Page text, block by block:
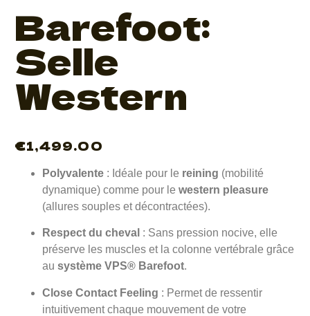
Barefoot:
Selle
Western
€1,499.00
Polyvalente : Idéale pour le reining (mobilité
dynamique) comme pour le western pleasure
(allures souples et décontractées).
Respect du cheval : Sans pression nocive, elle
préserve les muscles et la colonne vertébrale grâce
au système VPS® Barefoot.
Close Contact Feeling : Permet de ressentir
intuitivement chaque mouvement de votre